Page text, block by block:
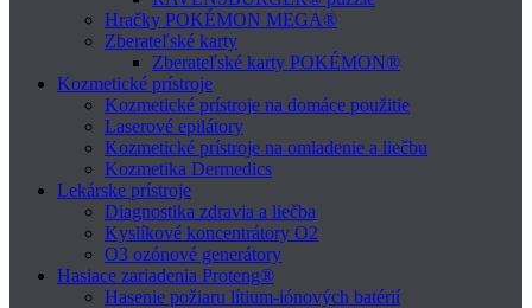
Hračky POKÉMON MEGA®
Zberateľské karty
Zberateľské karty POKÉMON®
Kozmetické prístroje
Kozmetické prístroje na domáce použitie
Laserové epilátory
Kozmetické prístroje na omladenie a liečbu
Kozmetika Dermedics
Lekárske prístroje
Diagnostika zdravia a liečba
Kyslíkové koncentrátory O2
O3 ozónové generátory
Hasiace zariadenia Proteng®
Hasenie požiaru lítium-iónových batérií